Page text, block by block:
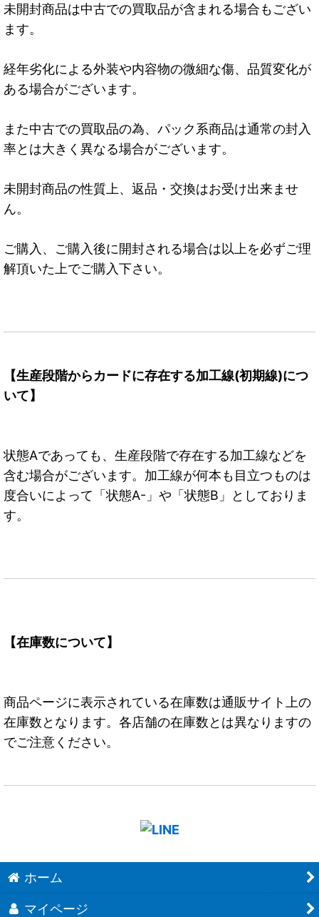
未開封商品は中古での買取品が含まれる場合もござい
ます。
経年劣化による外装や内容物の微細な傷、品質変化が
ある場合がございます。
また中古での買取品の為、パック系商品は通常の封入
率とは大きく異なる場合がございます。
未開封商品の性質上、返品・交換はお受け出来ませ
ん。
ご購入、ご購入後に開封される場合は以上を必ずご理
解頂いた上でご購入下さい。
【生産段階からカードに存在する加工線(初期線)につ
いて】
状態Aであっても、生産段階で存在する加工線などを
含む場合がございます。加工線が何本も目立つものは
度合いによって「状態A-」や「状態B」としておりま
す。
【在庫数について】
商品ページに表示されている在庫数は通販サイト上の
在庫数となります。各店舗の在庫数とは異なりますの
でご注意ください。
ホーム
マイページ